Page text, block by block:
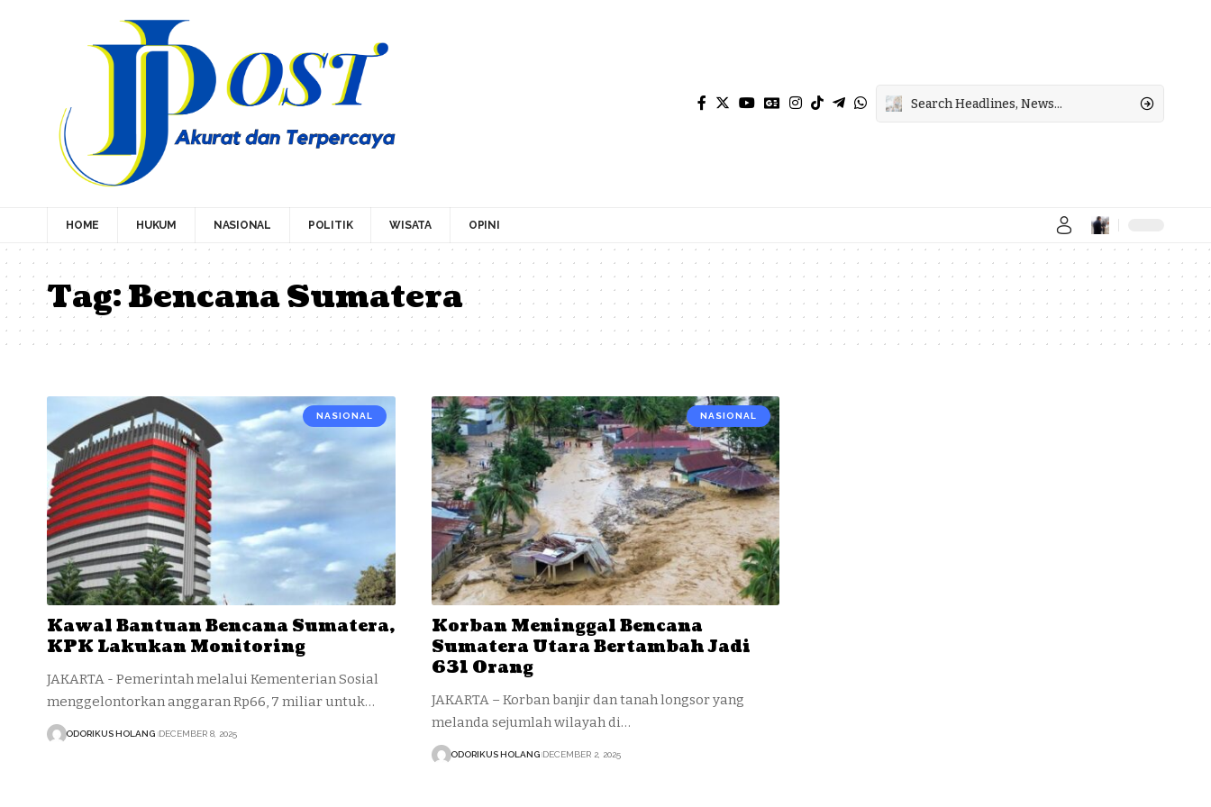
HOME HUKUM NASIONAL POLITIK WISATA OPINI
Tag:Bencana Sumatera
NASIONAL
Kawal Bantuan Bencana Sumatera,
KPK Lakukan Monitoring
JAKARTA - Pemerintah melalui Kementerian Sosial
menggelontorkan anggaran Rp66, 7 miliar untuk…
ODORIKUS HOLANG DECEMBER 8, 2025
NASIONAL
Korban Meninggal Bencana
Sumatera Utara Bertambah Jadi
631 Orang
JAKARTA – Korban banjir dan tanah longsor yang
melanda sejumlah wilayah di…
ODORIKUS HOLANG DECEMBER 2, 2025